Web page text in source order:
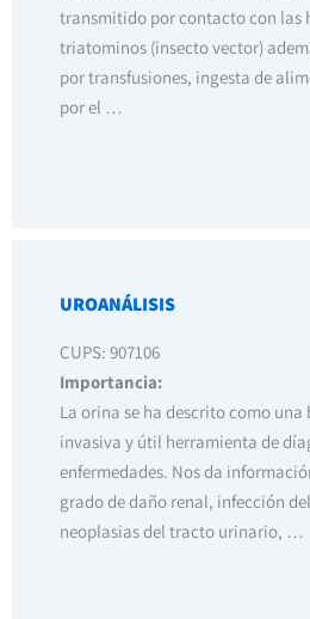
transmitido por contacto con las
triatominos (insecto vector)
por transfusiones, ingesta de
por el …
UROANÁLISIS
CUPS: 907106
Importancia:
La orina se ha descrito como
invasiva y útil herramienta de
enfermedades. Nos da
grado de daño renal, infección
neoplasias del tracto urinario, …